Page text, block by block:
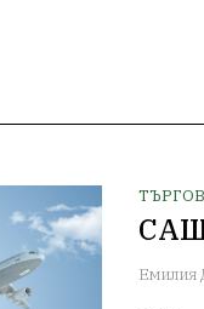
САЩ
Емилия